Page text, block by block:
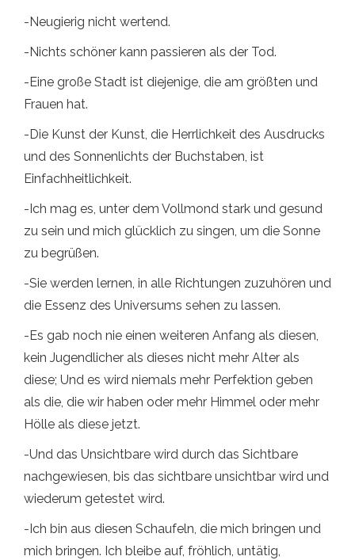
-Neugierig nicht wertend.
-Nichts schöner kann passieren als der Tod.
-Eine große Stadt ist diejenige, die am größten und
Frauen hat.
-Die Kunst der Kunst, die Herrlichkeit des Ausdrucks
und des Sonnenlichts der Buchstaben, ist
Einfachheitlichkeit.
-Ich mag es, unter dem Vollmond stark und gesund
zu sein und mich glücklich zu singen, um die Sonne
zu begrüßen.
-Sie werden lernen, in alle Richtungen zuzuhören und
die Essenz des Universums sehen zu lassen.
-Es gab noch nie einen weiteren Anfang als diesen,
kein Jugendlicher als dieses nicht mehr Alter als
diese; Und es wird niemals mehr Perfektion geben
als die, die wir haben oder mehr Himmel oder mehr
Hölle als diese jetzt.
-Und das Unsichtbare wird durch das Sichtbare
nachgewiesen, bis das sichtbare unsichtbar wird und
wiederum getestet wird.
-Ich bin aus diesen Schaufeln, die mich bringen und
mich bringen. Ich bleibe auf, fröhlich, untätig,